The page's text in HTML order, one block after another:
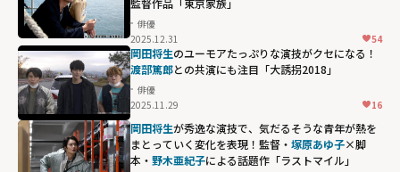
俳優
2025.12.31
54
岡田将生のユーモアたっぷりな演技がクセになる！
渡部篤郎との共演にも注目「大誘拐2018」
俳優
2025.11.29
16
岡田将生が秀逸な演技で、気だるそうな青年が熱を
まとっていく変化を表現！監督・ 塚原あゆ子×脚
本・ 野木亜紀子による話題作「ラストマイル」